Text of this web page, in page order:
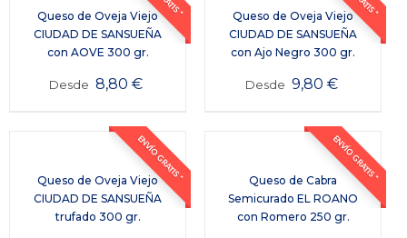
Queso de Oveja Viejo
CIUDAD DE SANSUEÑA
con AOVE 300 gr.
Desde 8,80€
Queso de Oveja Viejo
CIUDAD DE SANSUEÑA
con Ajo Negro 300 gr.
Desde 9,80 €
ENVÍO GRATIS *
Queso de Oveja Viejo
CIUDAD DE SANSUEÑA
trufado 300 gr.
ENVÍO GRATIS *
Queso de Cabra
Semicurado EL ROANO
con Romero 250 gr.